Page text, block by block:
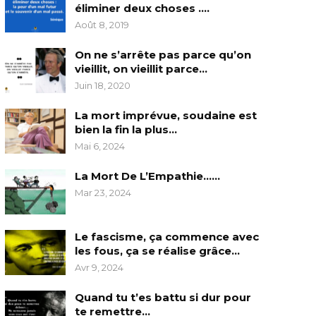
éliminer deux choses ….
Août 8, 2019
On ne s’arrête pas parce qu’on
vieillit, on vieillit parce…
Juin 18, 2020
La mort imprévue, soudaine est
bien la fin la plus…
Mai 6, 2024
La Mort De L’Empathie……
Mar 23, 2024
Le fascisme, ça commence avec
les fous, ça se réalise grâce…
Avr 9, 2024
Quand tu t’es battu si dur pour
te remettre…